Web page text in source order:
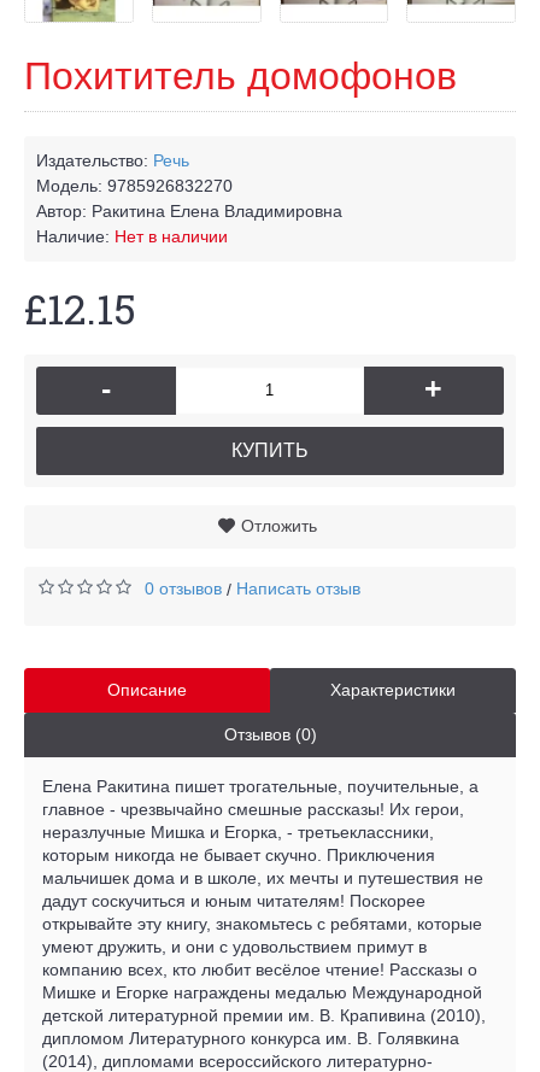
Похититель домофонов
Издательство: Речь
Модель: 9785926832270
Автор: Ракитина Елена Владимировна
Наличие: Нет в наличии
£12.15
- +
КУПИТЬ
Отложить
0 отзывов / Написать отзыв
Описание Характеристики
Отзывов (0)
Елена Ракитина пишет трогательные, поучительные, а
главное - чрезвычайно смешные рассказы! Их герои,
неразлучные Мишка и Егорка, - третьеклассники,
которым никогда не бывает скучно. Приключения
мальчишек дома и в школе, их мечты и путешествия не
дадут соскучиться и юным читателям! Поскорее
открывайте эту книгу, знакомьтесь с ребятами, которые
умеют дружить, и они с удовольствием примут в
компанию всех, кто любит весёлое чтение! Рассказы о
Мишке и Егорке награждены медалью Международной
детской литературной премии им. В. Крапивина (2010),
дипломом Литературного конкурса им. В. Голявкина
(2014), дипломами всероссийского литературно-